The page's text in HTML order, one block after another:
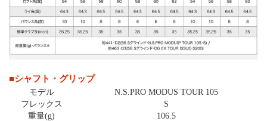
■シャフト・グリップ
モデル
N.S.PRO MODUS TOUR 105
フレックス
S
重量(g)
106.5